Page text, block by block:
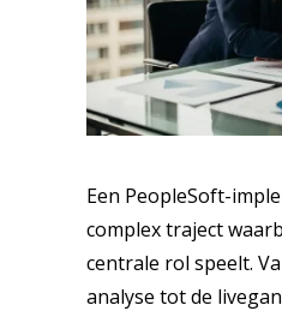
Een PeopleSoft-
complex traject
centrale rol speelt.
analyse tot de